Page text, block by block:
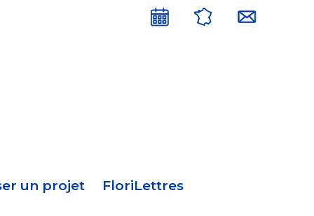
Menu
un projet FloriLettres